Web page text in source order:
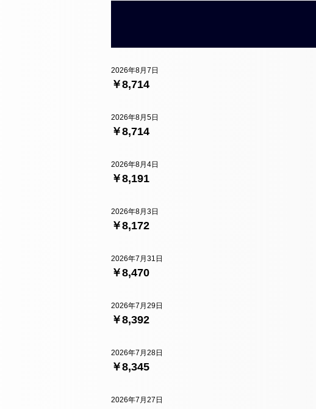
￥8,714
2026年8月7日
￥8,714
2026年8月5日
￥8,191
2026年8月4日
￥8,172
2026年8月3日
￥8,470
2026年7月31日
￥8,392
2026年7月29日
￥8,345
2026年7月28日
2026年7月27日